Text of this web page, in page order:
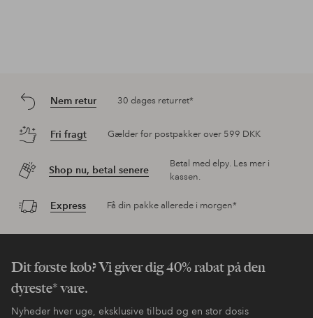
Nem retur 30 dages returret*
Fri fragt Gælder for postpakker over 599 DKK
Shop nu, betal senere
Betal med elpy. Les mer i
kassen.
Express Få din pakke allerede i morgen*
Dit første køb? Vi giver dig 40% rabat på den
dyreste* vare.
Nyheder hver uge, eksklusive tilbud og en stor dosis